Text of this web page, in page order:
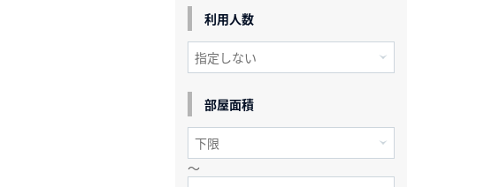
利用人数
部屋面積
～